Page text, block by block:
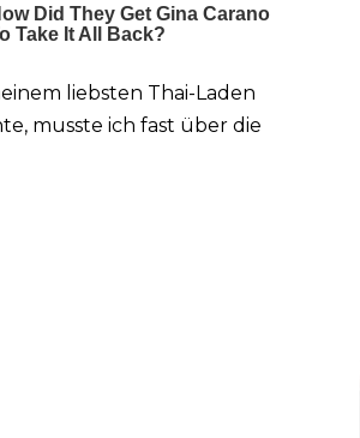
liebsten Thai-Laden
musste ich fast über die